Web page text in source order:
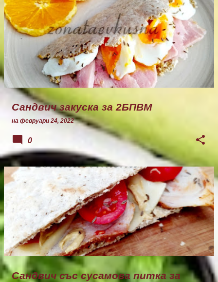
Сандвич закуска за 2БПВМ
на февруари 24, 2022
0
Сандвич със сусамова питка за